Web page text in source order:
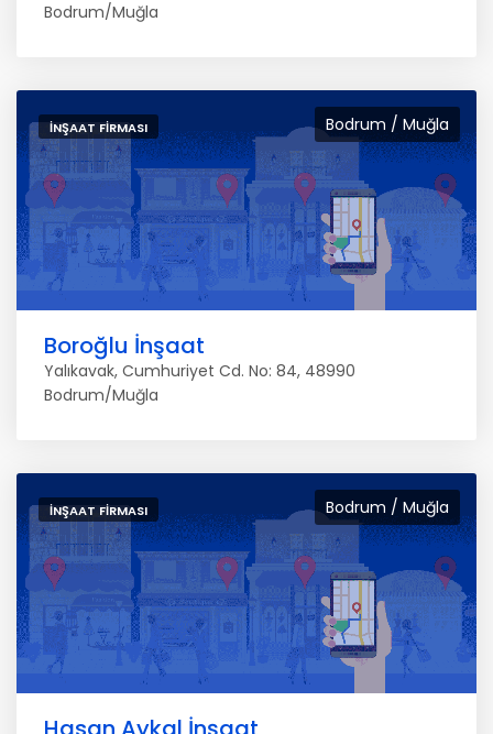
Bodrum/Muğla
Bodrum / Muğla
İNŞAAT FIRMASI
Boroğlu İnşaat
Yalıkavak, Cumhuriyet Cd. No: 84, 48990
Bodrum/Muğla
Bodrum / Muğla
İNŞAAT FIRMASI